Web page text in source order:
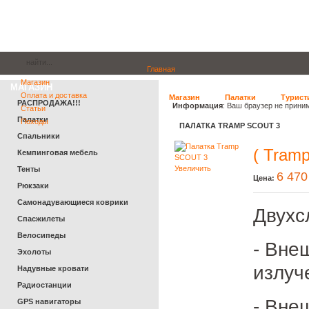
Главная
Магазин
Оплата и доставка
Статьи
Походы
Магазин Палатки
Информация: Ваш браузер не
ПАЛАТКА TRAMP SCOUT 3
Увеличить
(
Цена: 6
-
МАГАЗИН
РАСПРОДАЖА!!!
Палатки
Спальники
Кемпинговая мебель
Тенты
Рюкзаки
Самонадувающиеся коврики
Спасжилеты
Велосипеды
Эхолоты
Надувные кровати
Радиостанции
GPS навигаторы